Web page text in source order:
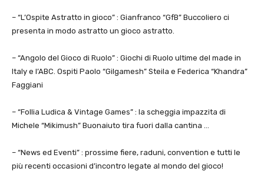
– “L’Ospite Astratto in gioco” : Gianfranco “GfB” Buccoliero ci
presenta in modo astratto un gioco astratto.
– “Angolo del Gioco di Ruolo” : Giochi di Ruolo ultime del made in
Italy e l’ABC. Ospiti Paolo “Gilgamesh” Steila e Federica “Khandra”
Faggiani
– “Follia Ludica & Vintage Games” : la scheggia impazzita di
Michele “Mikimush” Buonaiuto tira fuori dalla cantina …
– “News ed Eventi” : prossime fiere, raduni, convention e tutti le
più recenti occasioni d’incontro legate al mondo del gioco!